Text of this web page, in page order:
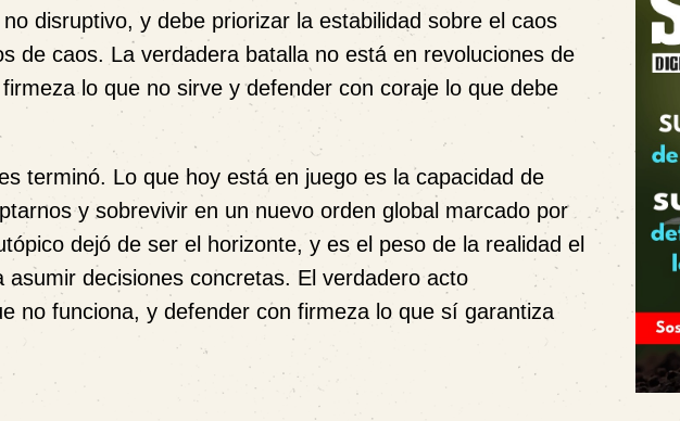
disruptivo, y debe priorizar la estabilidad sobre el caos
de caos. La verdadera batalla no está en revoluciones de
lo que no sirve ydefender con coraje lo que debe
terminó. Lo que hoy está en juego es la capacidad de
y sobrevivir en un nuevo orden global marcado por
dejó de ser el horizonte, y es el peso de la realidad el
decisiones concretas. El verdadero acto
no funciona, y defender con firmeza lo que sí garantiza